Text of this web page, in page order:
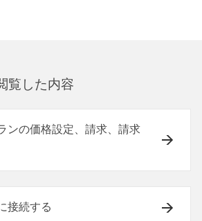
覧した内容
ンの価格設定、請求、請求
接続する